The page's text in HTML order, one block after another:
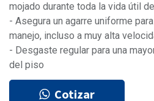
mojado durante toda la vida útil
- Asegura un agarre uniforme
manejo, incluso a muy alta
- Desgaste regular para una
del piso
Cotizar